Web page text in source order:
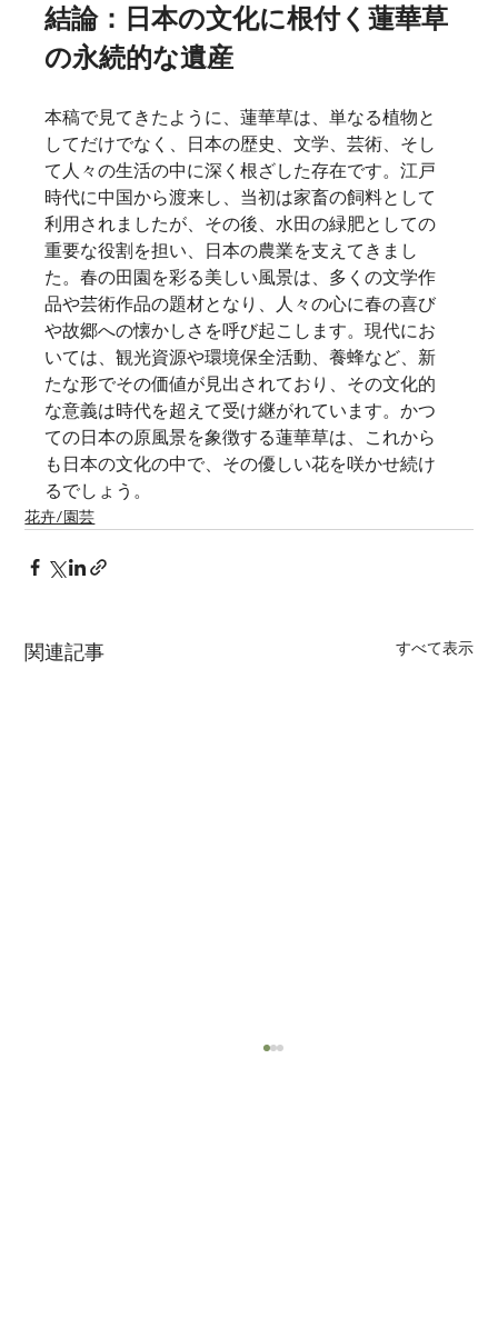
結論：日本の文化に根付く蓮華草
の永続的な遺産
本稿で見てきたように、蓮華草は、単なる植物と
してだけでなく、日本の歴史、文学、芸術、そし
て人々の生活の中に深く根ざした存在です。江戸
時代に中国から渡来し、当初は家畜の飼料として
利用されましたが、その後、水田の緑肥としての
重要な役割を担い、日本の農業を支えてきまし
た。春の田園を彩る美しい風景は、多くの文学作
品や芸術作品の題材となり、人々の心に春の喜び
や故郷への懐かしさを呼び起こします。現代にお
いては、観光資源や環境保全活動、養蜂など、新
たな形でその価値が見出されており、その文化的
な意義は時代を超えて受け継がれています。かつ
ての日本の原風景を象徴する蓮華草は、これから
も日本の文化の中で、その優しい花を咲かせ続け
るでしょう。
花卉/園芸
関連記事 すべて表示